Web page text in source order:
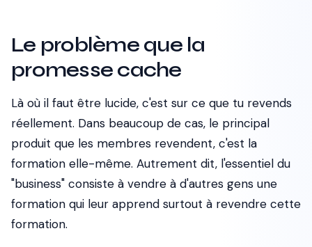
Le problème que la
promesse cache
Là où il faut être lucide, c'est sur ce que tu revends
réellement. Dans beaucoup de cas, le principal
produit que les membres revendent, c'est la
formation elle-même. Autrement dit, l'essentiel du
"business" consiste à vendre à d'autres gens une
formation qui leur apprend surtout à revendre cette
formation.